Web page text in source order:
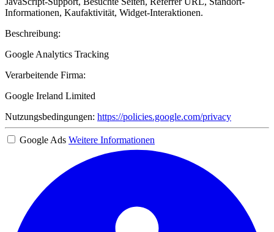
Informationen, Kaufaktivität, Widget-Interaktionen.
Beschreibung:
Google Analytics Tracking
Verarbeitende Firma:
Google Ireland Limited
Nutzungsbedingungen: https://policies.google.com/privacy
Google Ads Weitere Informationen